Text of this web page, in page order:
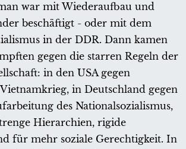
war mit Wiederaufbau und
beschäftigt - oder mit dem
in der DDR. Dann kamen
gegen die starren Regeln der
in den USA gegen
in Deutschland gegen
des Nationalsozialismus,
Hierarchien, rigide
für mehr soziale Gerechtigkeit. In